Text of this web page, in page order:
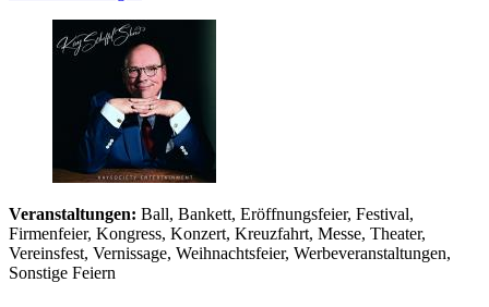
Veranstaltungen: Ball, Bankett, Eröffnungsfeier, Festival,
Firmenfeier, Kongress, Konzert, Kreuzfahrt, Messe, Theater,
Vereinsfest, Vernissage, Weihnachtsfeier, Werbeveranstaltungen,
Sonstige Feiern